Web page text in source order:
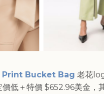
Bucket Bag 老花
低＋特價 $652.96美金，